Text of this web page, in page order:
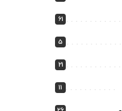
61
5
21
11